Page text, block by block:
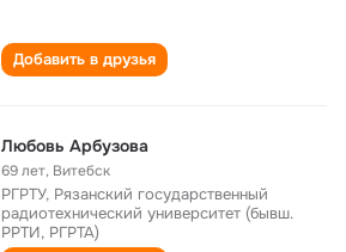
Добавить в друзья
Любовь Арбузова
69 лет, Витебск
РГРТУ, Рязанский государственный
радиотехнический университет (бывш.
РРТИ, РГРТА)